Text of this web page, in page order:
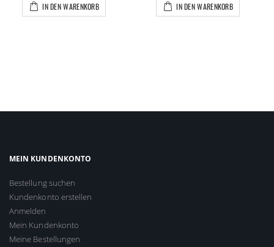
IN DEN WARENKORB IN DEN WARENKORB
MEIN KUNDENKONTO
Bestellung suchen
Kundenkonto erstellen
Anmelden
Mein Kundenkonto
Meine Bestellungen